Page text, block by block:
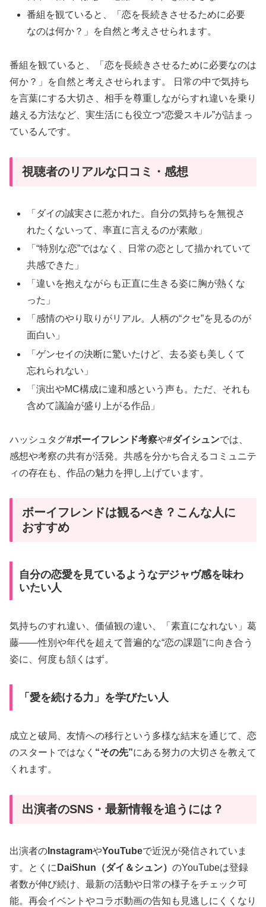
番組を観ていると、「恋を長続きさせるために必要
なのは何か？」を自然と考えさせられます。
番組を観ていると、「恋を長続きさせるために必要なのは
何か？」を自然と考えさせられます。 日常の中で気持ち
を言葉にする大切さ、相手を尊重しながらすれ違いを乗り
越える方法など、実生活にも役立つ“恋愛スキル”が詰まっ
ているんです。
視聴者のリアルな口コミ・感想
「ダイの誠実さに惹かれた。自分の気持ちを無視さ
れたくないって、率直に言えるのが素敵」
「“特別な恋”ではなく、日常の恋として描かれていて
共感できた」
「違いを抱えながらも正直に生きる姿に胸が熱くな
った」
「感情のやり取りがリアル。人柄の“クセ”を見るのが
面白い」
「ゲンセイの決断に驚いたけど、去る姿も美しくて
忘れられない」
「演出やMC構成に違和感という声も。ただ、それも
含めて議論が盛り上がる作品」
ハッシュタグ#ボーイフレンド考察や#ダイシュンでは、
感想や考察の共有が活発。共感を分かち合えるコミュニテ
ィの存在も、作品の魅力を押し上げています。
ボーイフレンドは観るべき？こんな人に
おすすめ
自分の恋愛を見ているようなデジャヴ感を味わ
いたい人
気持ちのすれ違い、価値観の違い、「素直になれない」葛
藤——性別や年代を超えて普遍的な“恋の課題”に向き合う
姿に、何度も頷くはず。
「愛を続ける力」を学びたい人
成立と破局、友情への移行という多様な結末を通じて、恋
のスタートではなく “その先”にある努力の大切さを教えて
くれます。
出演者のSNS・最新情報を追うには？
出演者の InstagramやYouTubeで近況が発信されていま
す。とくに DaiShun（ダイ＆シュン） のYouTubeは登録
者数が伸び続け、最新の活動や日常の様子をチェック可
能。再会イベントやコラボ動画の告知も見逃しにくくなり